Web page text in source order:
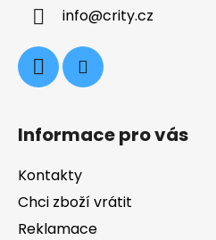
info@crity.cz
Informace pro vás
Kontakty
Chci zboží vrátit
Reklamace